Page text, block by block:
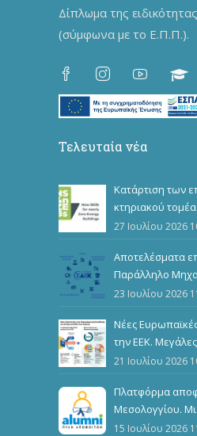
Δίπλωμα της
(σύμφωνα με το Ε.Π.Π.).
Τελευταία νέα
Κατάρτιση των
κτηριακού
επιπλέον
27 Ιουλίου 2026
Αποτελέσματα
Παράλληλο
23 Ιουλίου 2026
Νέες
την ΕΕΚ. Μεγάλες
καταρτιζόμενους
21 Ιουλίου 2026
Πλατφόρμα
Μεσολογγίου.
ενώνει,
15 Ιουλίου 2026